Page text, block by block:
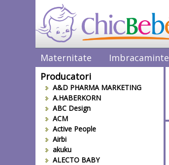
Maternitate Imbracaminte
Producatori
A&D PHARMA MARKETING
A.HABERKORN
ABC Design
ACM
Active People
Airbi
akuku
ALECTO BABY